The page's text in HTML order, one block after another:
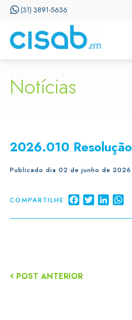
(31) 3891-5636
Notícias
2026.010 Resolução
Publicado dia 02 de junho de 2026
COMPARTILHE FacebookTwitterLinkedIn
POST ANTERIOR
CISSA